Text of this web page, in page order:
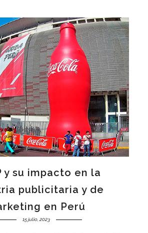
y su impacto en la
publicitaria y de
en Perú
15 julio, 2023